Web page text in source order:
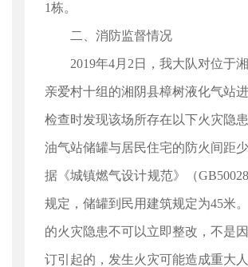
1栋。
二、消防监督情况
2019年4月2日，我大队对位于
亲爱村十组的湘阴县樟树液化气站
检查时发现该场所存在以下火灾隐
油气站储罐与居民住宅的防火间距
据《城镇燃气设计规范》（
规定，储罐到民用建筑规定为45米
的火灾隐患不可以立即整改，不是
订引起的，发生火灾可能造成重大